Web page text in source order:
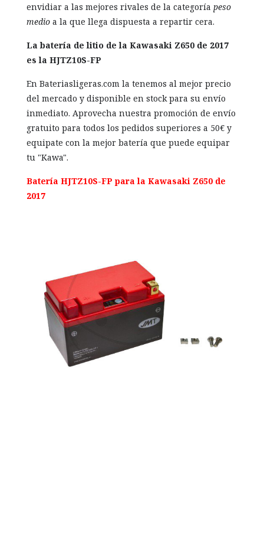
envidiar a las mejores rivales de la categoría peso
medio a la que llega dispuesta a repartir cera.
La batería de litio de la Kawasaki Z650 de 2017
es la HJTZ10S-FP
En Bateriasligeras.com la tenemos al mejor precio
del mercado y disponible en stock para su envío
inmediato. Aprovecha nuestra promoción de envío
gratuito para todos los pedidos superiores a 50€ y
equipate con la mejor batería que puede equipar
tu "Kawa".
Batería HJTZ10S-FP para la Kawasaki Z650 de
2017